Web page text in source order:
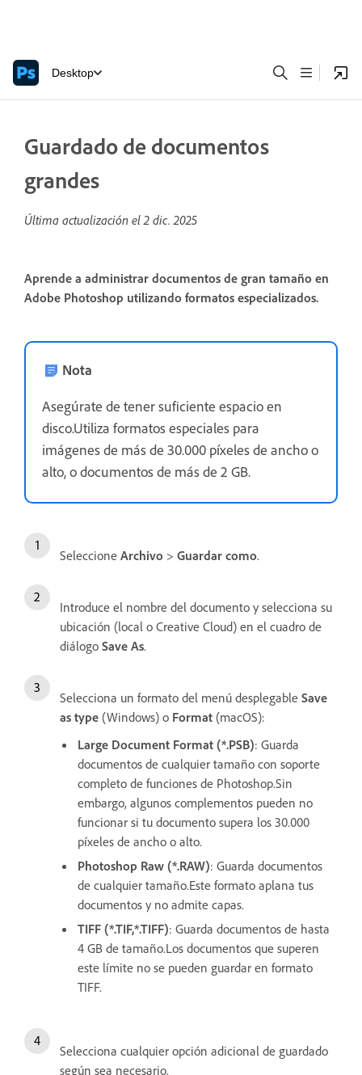
Desktop
Guardado de documentos
grandes
Última actualización el2 dic. 2025
Aprende a administrar documentos de gran tamaño en
Adobe Photoshop utilizando formatos especializados.
Nota
Asegúrate de tener suficiente espacio en
disco.Utiliza formatos especiales para
imágenes de más de 30.000 píxeles de ancho o
alto, o documentos de más de 2 GB.
Seleccione Archivo > Guardar como.
Introduce el nombre del documento y selecciona su
ubicación (local o Creative Cloud) en el cuadro de
diálogo Save As.
Selecciona un formato del menú desplegable Save
as type (Windows) o Format (macOS):
Large Document Format (*.PSB): Guarda
documentos de cualquier tamaño con soporte
completo de funciones de Photoshop.Sin
embargo, algunos complementos pueden no
funcionar si tu documento supera los 30.000
píxeles de ancho o alto.
Photoshop Raw (*.RAW): Guarda documentos
de cualquier tamaño.Este formato aplana tus
documentos y no admite capas.
TIFF (*.TIF,*.TIFF): Guarda documentos de hasta
4 GB de tamaño.Los documentos que superen
este límite no se pueden guardar en formato
TIFF.
Selecciona cualquier opción adicional de guardado
según sea necesario.